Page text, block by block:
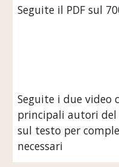
Seguite il PDF sul
Seguite i due video
principali autori del
sul testo per
necessari